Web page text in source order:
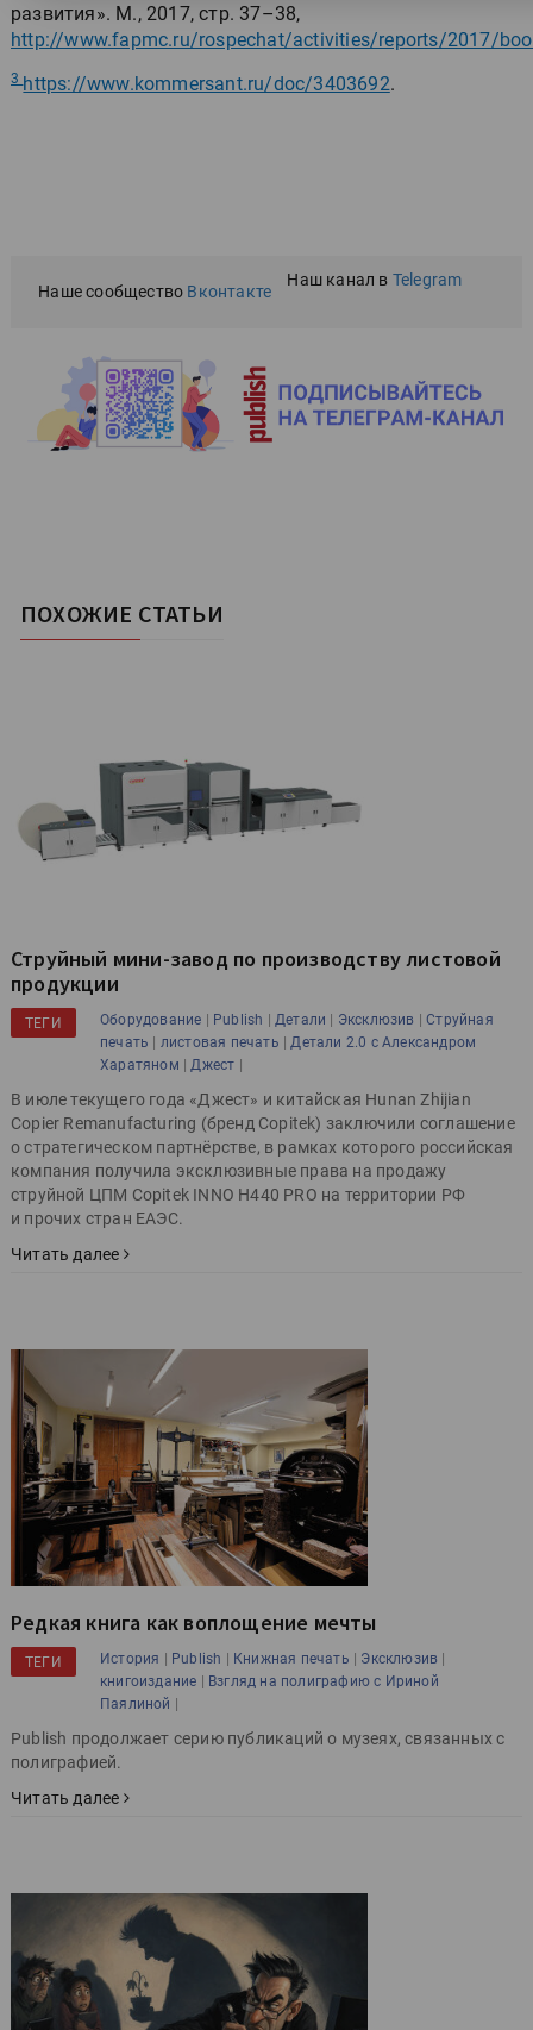
развития». М., 2017, стр. 37–38,
http://www.fapmc.ru/rospechat/activities/reports/2017/
3 https://www.kommersant.ru/doc/3403692.
Наше сообщество Вконтакте
Наш канал в Telegram
ПОХОЖИЕ СТАТЬИ
Струйный мини-завод по производству листовой
продукции
ТЕГИ Оборудование | Publish | Детали | Эксклюзив |Струйная
печать | листовая печать | Детали 2.0 с Александром
Харатяном | Джест |
В июле текущего года «Джест» и китайская Hunan Zhijian
Copier Remanufacturing (бренд Copitek) заключили соглашение
о стратегическом партнёрстве, в рамках которого российская
компания получила эксклюзивные права на продажу
струйной ЦПМ Copitek INNO H440 PRO на территории РФ
и прочих стран ЕАЭС.
Читать далее
Редкая книга как воплощение мечты
ТЕГИ История | Publish | Книжная печать | Эксклюзив |
книгоиздание | Взгляд на полиграфию с Ириной
Паялиной |
Publish продолжает серию публикаций о музеях, связанных с
полиграфией.
Читать далее